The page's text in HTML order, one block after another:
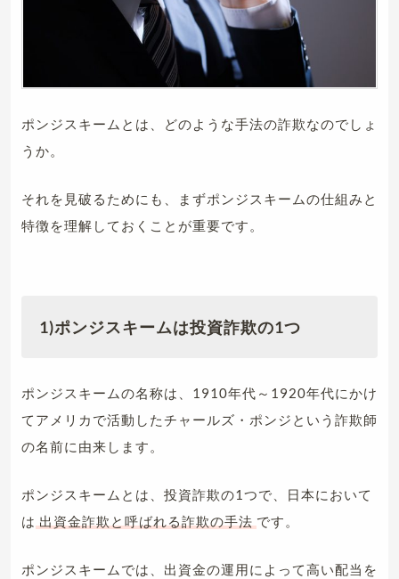
ポンジスキームとは、どのような手法の詐欺なのでしょ
うか。
それを見破るためにも、まずポンジスキームの仕組みと
特徴を理解しておくことが重要です。
1)ポンジスキームは投資詐欺の1つ
ポンジスキームの名称は、1910年代～1920年代にかけ
てアメリカで活動したチャールズ・ポンジという詐欺師
の名前に由来します。
ポンジスキームとは、投資詐欺の1つで、日本において
は 出資金詐欺と呼ばれる詐欺の手法 です。
ポンジスキームでは、出資金の運用によって高い配当を